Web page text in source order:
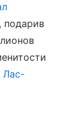
, подарив
Лас-